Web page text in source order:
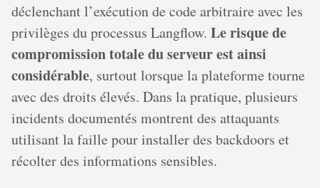
déclenchant l’exécution de code arbitraire avec les
privilèges du processus Langflow. Le risque de
compromission totale du serveur est ainsi
considérable, surtout lorsque la plateforme tourne
avec des droits élevés. Dans la pratique, plusieurs
incidents documentés montrent des attaquants
utilisant la faille pour installer des backdoors et
récolter des informations sensibles.